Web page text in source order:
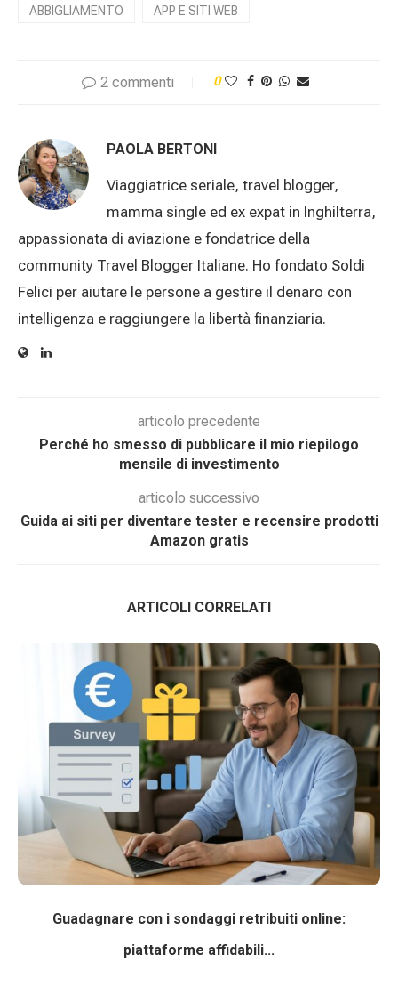
ABBIGLIAMENTO APP E SITI WEB
2 commenti 0
PAOLA BERTONI
Viaggiatrice seriale, travel blogger,
mamma single ed ex expat in Inghilterra,
appassionata di aviazione e fondatrice della
community Travel Blogger Italiane. Ho fondato Soldi
Felici per aiutare le persone a gestire il denaro con
intelligenza e raggiungere la libertà finanziaria.
articolo precedente
Perché ho smesso di pubblicare il mio riepilogo
mensile di investimento
articolo successivo
Guida ai siti per diventare tester e recensire prodotti
Amazon gratis
ARTICOLI CORRELATI
Guadagnare con i sondaggi retribuiti online:
piattaforme affidabili...